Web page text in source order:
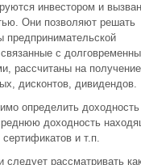
инвестором и
Они позволяют решать
с
рассчитаны на получение
дисконтов, дивидендов.
определить доходность
доходность
и т.п.
рассматривать